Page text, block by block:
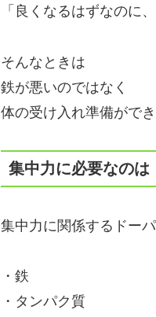
「良くなるはずなのに
そんなときは
鉄が悪いのではなく
体の受け入れ準備がで
集中力に必要なのは
集中力に関係するドー
・鉄
・タンパク質